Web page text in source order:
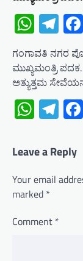
ಗಂಗಾವತಿ ನಗರ
ಮುಖ್ಯಮಂತ್ರಿ
ಅತ್ಯುತ್ತಮ
Leave a Reply
Your email
marked *
Comment *